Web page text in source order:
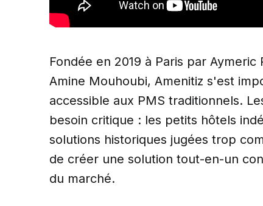
Fondée en 2019 à Paris par
Amine Mouhoubi, Amenitiz s'est
accessible aux PMS traditionnels.
besoin critique : les petits hôtels
solutions historiques jugées trop
de créer une solution tout-en-un
du marché.